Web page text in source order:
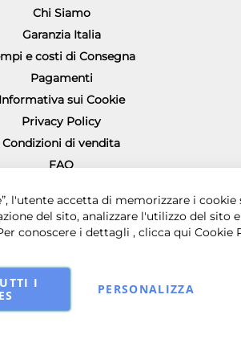
Chi Siamo
Garanzia Italia
e costi di Consegna
Pagamenti
Informativa sui Cookie
Privacy Policy
Condizioni di vendita
FAQ
Principe di Piemonte 199, 80026 Casoria (NA)